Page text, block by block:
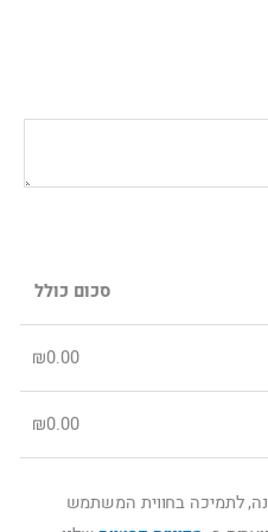
סכום כולל
₪0.00
₪0.00
לתמיכה בחווית המשתמש